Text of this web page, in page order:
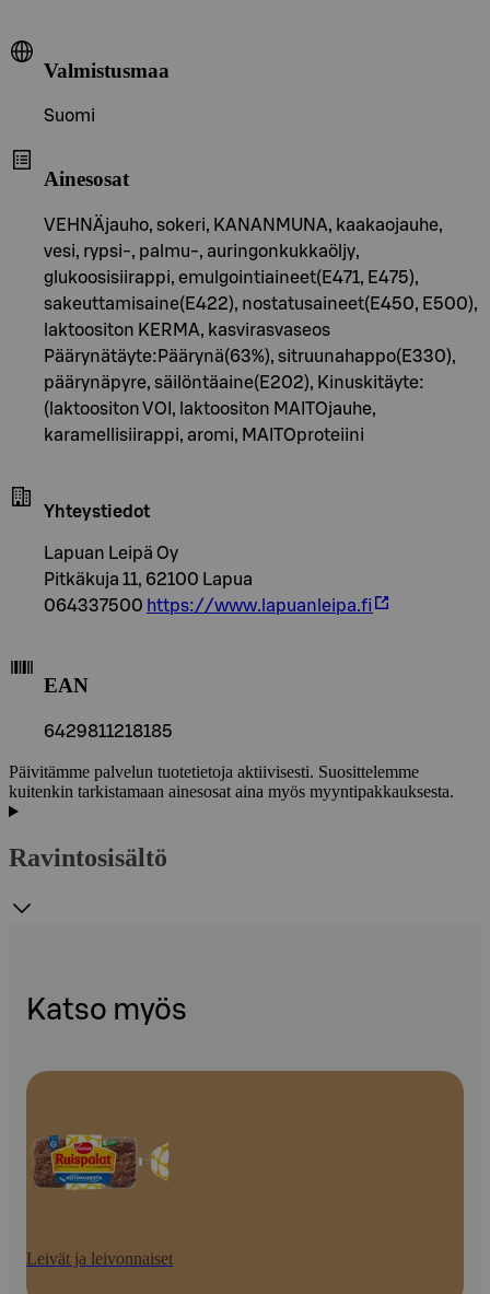
Valmistusmaa
Suomi
Ainesosat
VEHNÄjauho, sokeri, KANANMUNA, kaakaojauhe,
vesi, rypsi-, palmu-, auringonkukkaöljy,
glukoosisiirappi, emulgointiaineet(E471, E475),
sakeuttamisaine(E422), nostatusaineet(E450, E500),
laktoositon KERMA, kasvirasvaseos
Päärynätäyte:Päärynä(63%), sitruunahappo(E330),
päärynäpyre, säilöntäaine(E202), Kinuskitäyte:
(laktoositon VOI, laktoositon MAITOjauhe,
karamellisiirappi, aromi, MAITOproteiini
Yhteystiedot
Lapuan Leipä Oy
Pitkäkuja 11, 62100 Lapua
064337500 https://www.lapuanleipa.fi
EAN
6429811218185
Päivitämme palvelun tuotetietoja aktiivisesti. Suosittelemme
kuitenkin tarkistamaan ainesosat aina myös myyntipakkauksesta.
Ravintosisältö
Katso myös
Leivät ja leivonnaiset